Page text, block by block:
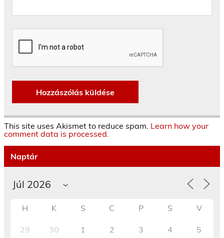
This site uses Akismet to reduce spam. Learn how your
comment data is processed.
Naptár
H K S C P S V
29 30 1 2 3 4 5